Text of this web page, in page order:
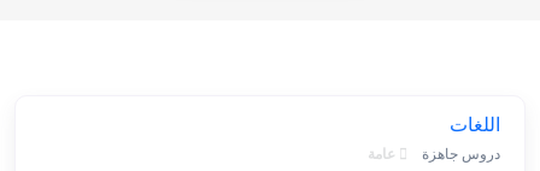
اللغات
دروس جاهزة عامة